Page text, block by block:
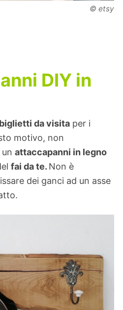
© etsy
DIY in
biglietti da visita per i
motivo, non
attaccapanni in legno
fai da te. Non è
dei ganci ad un asse